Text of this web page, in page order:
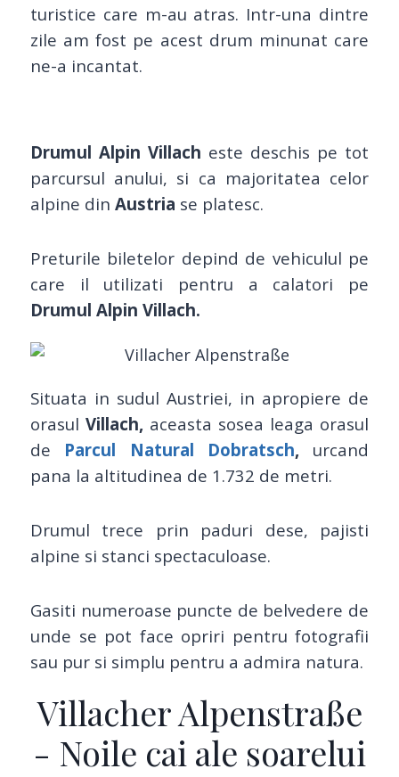
turistice care m-au atras. Intr-una dintre
zile am fost pe acest drum minunat care
ne-a incantat.
Drumul Alpin Villach este deschis pe tot
parcursul anului, si ca majoritatea celor
alpine din Austria se platesc.
Preturile biletelor depind de vehiculul pe
care il utilizati pentru a calatori pe
Drumul Alpin Villach.
Situata in sudul Austriei, in apropiere de
orasul Villach, aceasta sosea leaga orasul
de Parcul Natural Dobratsch, urcand
pana la altitudinea de 1.732 de metri.
Drumul trece prin paduri dese, pajisti
alpine si stanci spectaculoase.
Gasiti numeroase puncte de belvedere de
unde se pot face opriri pentru fotografii
sau pur si simplu pentru a admira natura.
Villacher Alpenstraße
- Noile cai ale soarelui